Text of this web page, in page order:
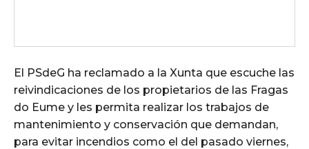
El PSdeG ha reclamado a la Xunta que escuche las
reivindicaciones de los propietarios de las Fragas
do Eume y les permita realizar los trabajos de
mantenimiento y conservación que demandan,
para evitar incendios como el del pasado viernes,